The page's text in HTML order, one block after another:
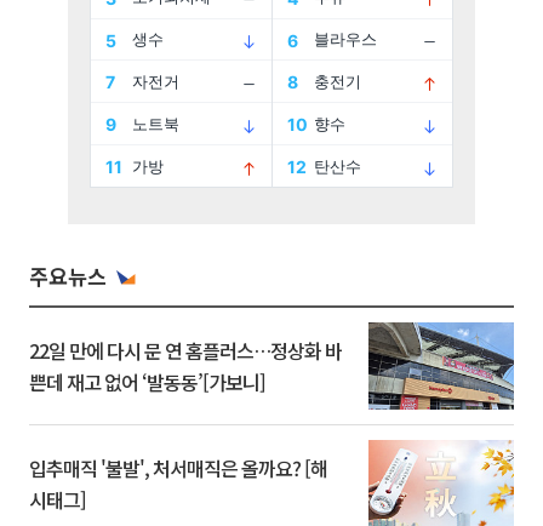
주요뉴스
22일 만에 다시 문 연 홈플러스…정상화 바
쁜데 재고 없어 ‘발동동’[가보니]
입추매직 '불발', 처서매직은 올까요? [해
시태그]